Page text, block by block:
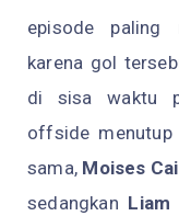
episode paling
karena gol
di sisa waktu
offside menutup
sama, Moises
sedangkan Liam